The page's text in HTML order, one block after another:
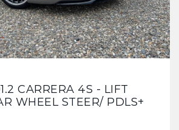
CARRERA 4S - LIFT
WHEEL STEER/ PDLS+